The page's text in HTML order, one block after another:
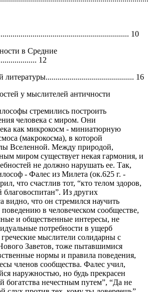
10
в Средние
12
литературы............................................ 16
у мыслителей античности
стремились построить
человека с миром. Они
как микрокосм - миниатюрную
(макрокосма), в которой
Вселенной. Между природой,
миром существует некая гармония, и
не должно нарушать ее. Так,
- Фалес из Милета (ок.625 г. -
что счастлив тот, “кто телом здоров,
благовоспитан”. Из других
видно, что он стремился научить
в человеческом сообществе,
и общественные интересы, не
потребности в ущерб
мыслители солидарны с
Заветов, тоже пытавшимися
нормы и правила поведения,
членов сообщества. Фалес учил,
наружностью, но будь прекрасен
богатства нечестным путем”, “Да не